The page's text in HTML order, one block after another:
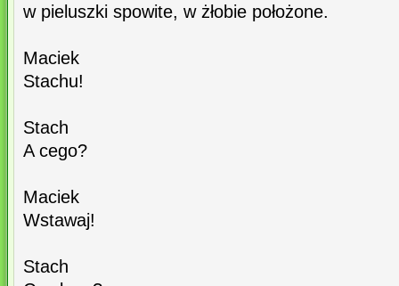
w pieluszki spowite, w żłobie położone.
Maciek
Stachu!
Stach
A cego?
Maciek
Wstawaj!
Stach